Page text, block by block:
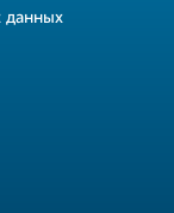
данных